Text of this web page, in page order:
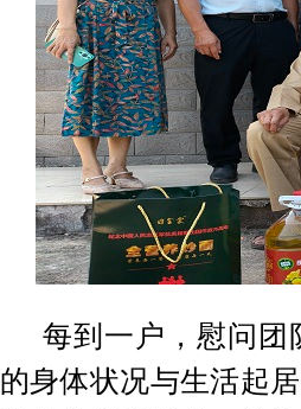
每到一户，慰问团
的身体状况与生活起